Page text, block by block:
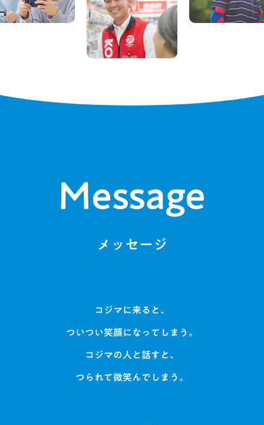
Message
メッセージ
コジマに来ると、
ついつい笑顔になってしまう。
コジマの人と話すと、
つられて微笑んでしまう。